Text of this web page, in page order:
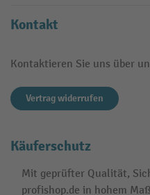
Kontakt
Kontaktieren Sie uns über
Vertrag widerrufen
Käuferschutz
Mit geprüfter Qualität,
profishop.de in hohem